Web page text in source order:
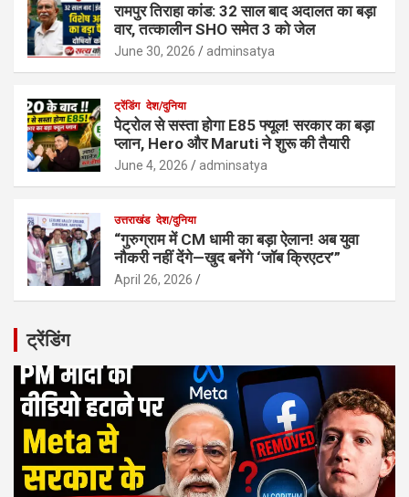
रामपुर तिराहा कांड: 32 साल बाद अदालत का बड़ा
वार, तत्कालीन SHO समेत 3 को जेल
June 30, 2026 adminsatya
ट्रेंडिंग देश/दुनिया
पेट्रोल से सस्ता होगा E85 फ्यूल! सरकार का बड़ा
प्लान, Hero और Maruti ने शुरू की तैयारी
June 4, 2026 adminsatya
उत्तराखंड देश/दुनिया
“गुरुग्राम में CM धामी का बड़ा ऐलान! अब युवा
नौकरी नहीं देंगे—खुद बनेंगे ‘जॉब क्रिएटर’”
April 26, 2026
ट्रेंडिंग